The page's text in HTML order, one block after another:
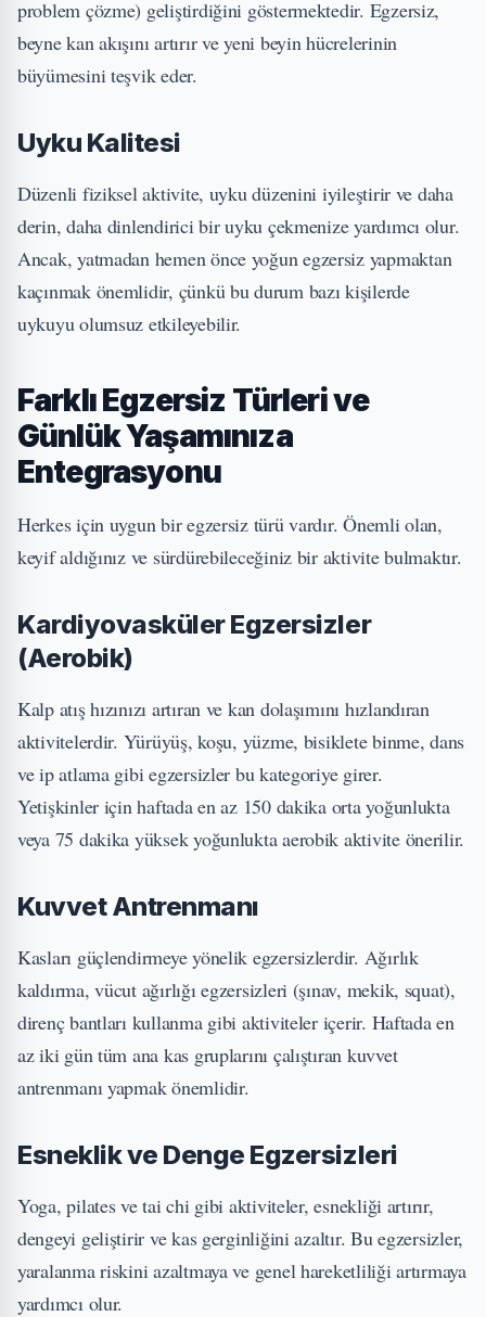
problem çözme) geliştirdiğini göstermektedir. Egzersiz,
beyne kan akışını artırır ve yeni beyin hücrelerinin
büyümesini teşvik eder.
Uyku Kalitesi
Düzenli fiziksel aktivite, uyku düzenini iyileştirir ve daha
derin, daha dinlendirici bir uyku çekmenize yardımcı olur.
Ancak, yatmadan hemen önce yoğun egzersiz yapmaktan
kaçınmak önemlidir, çünkü bu durum bazı kişilerde
uykuyu olumsuz etkileyebilir.
Farklı Egzersiz Türleri ve
Günlük Yaşamınıza
Entegrasyonu
Herkes için uygun bir egzersiz türü vardır. Önemli olan,
keyif aldığınız ve sürdürebileceğiniz bir aktivite bulmaktır.
Kardiyovasküler Egzersizler
(Aerobik)
Kalp atış hızınızı artıran ve kan dolaşımını hızlandıran
aktivitelerdir. Yürüyüş, koşu, yüzme, bisiklete binme, dans
ve ip atlama gibi egzersizler bu kategoriye girer.
Yetişkinler için haftada en az 150 dakika orta yoğunlukta
veya 75 dakika yüksek yoğunlukta aerobik aktivite önerilir.
Kuvvet Antrenmanı
Kasları güçlendirmeye yönelik egzersizlerdir. Ağırlık
kaldırma, vücut ağırlığı egzersizleri (şınav, mekik, squat),
direnç bantları kullanma gibi aktiviteler içerir. Haftada en
az iki gün tüm ana kas gruplarını çalıştıran kuvvet
antrenmanı yapmak önemlidir.
Esneklik ve Denge Egzersizleri
Yoga, pilates ve tai chi gibi aktiviteler, esnekliği artırır,
dengeyi geliştirir ve kas gerginliğini azaltır. Bu egzersizler,
yaralanma riskini azaltmaya ve genel hareketliliği artırmaya
yardımcı olur.